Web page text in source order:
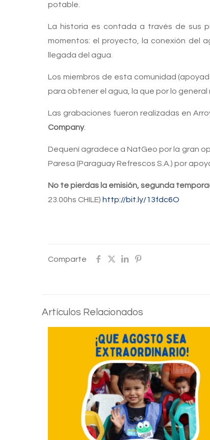
potable.
La historia es contada a través de sus
momentos: el proyecto, la conexión del
llegada del agua.
Los miembros de esta comunidad
para obtener el agua, la que por lo
Las grabaciones fueron realizadas en
Company.
Dequení agradece a NatGeo por la gran
Paresa (Paraguay Refrescos S.A.) por
No te pierdas la emisión, segunda
23.00hs CHILE) http://bit.ly/13fdc6O
Comparte
Artículos Relacionados